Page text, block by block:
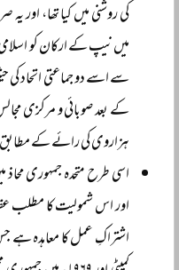
کی روشنی میں کیا تھا، اور یہ
میں نیپ کے ارکان کو اسلامی
سے اسے دو جماعتی اتحاد
کے بعد صوبائی و مرکزی
ہزاروی کی رائے کے مطابق اس
اسی طرح متحدہ جمہوری
اور اس شمولیت کا مطلب